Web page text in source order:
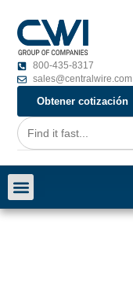
800-435-8317
sales@centralwire.com
Obtener cotización